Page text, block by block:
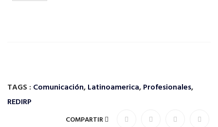
TAGS : Comunicación,Latinoamerica,Profesionales,
REDIRP
COMPARTIR